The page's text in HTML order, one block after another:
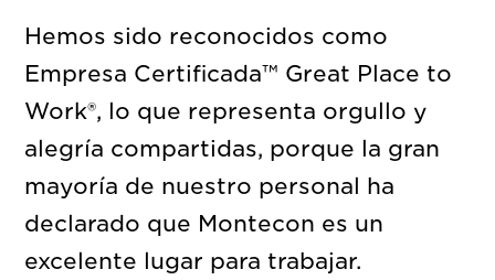
Hemos sido reconocidos como
Empresa Certificada™ Great Place to
Work®, lo que representa orgullo y
alegría compartidas, porque la gran
mayoría de nuestro personal ha
declarado que Montecon es un
excelente lugar para trabajar.